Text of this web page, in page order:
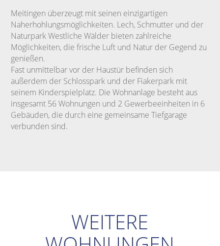
Meitingen überzeugt mit seinen einzigartigen
Naherhohlungsmöglichkeiten. Lech, Schmutter und der
Naturpark Westliche Wälder bieten zahlreiche
Möglichkeiten, die frische Luft und Natur der Gegend zu
genießen.
Fast unmittelbar vor der Haustür befinden sich
außerdem der Schlosspark und der Fiakerpark mit
seinem Kinderspielplatz. Die Wohnanlage besteht aus
insgesamt 56 Wohnungen und 2 Gewerbeeinheiten in 6
Gebäuden, die durch eine gemeinsame Tiefgarage
verbunden sind.
WEITERE